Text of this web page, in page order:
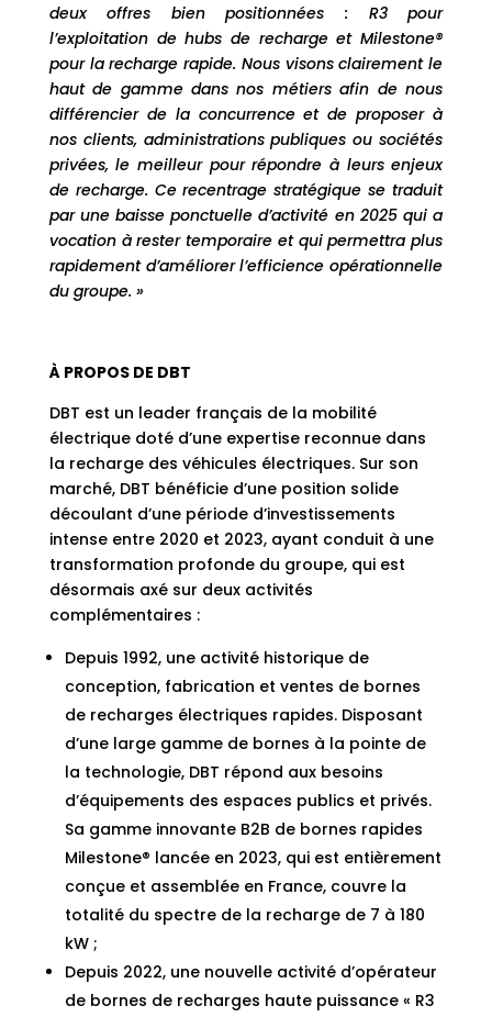
deux offres bien positionnées : R3 pour
l’exploitation de hubs de recharge et Milestone®
pour la recharge rapide. Nous visons clairement le
haut de gamme dans nos métiers afin de nous
différencier de la concurrence et de proposer à
nos clients, administrations publiques ou sociétés
privées, le meilleur pour répondre à leurs enjeux
de recharge. Ce recentrage stratégique se traduit
par une baisse ponctuelle d’activité en 2025 qui a
vocation à rester temporaire et qui permettra plus
rapidement d’améliorer l’efficience opérationnelle
du groupe. »
À PROPOS DE DBT
DBT est un leader français de la mobilité
électrique doté d’une expertise reconnue dans
la recharge des véhicules électriques. Sur son
marché, DBT bénéficie d’une position solide
découlant d’une période d’investissements
intense entre 2020 et 2023, ayant conduit à une
transformation profonde du groupe, qui est
désormais axé sur deux activités
complémentaires :
Depuis 1992, une activité historique de
conception, fabrication et ventes de bornes
de recharges électriques rapides. Disposant
d’une large gamme de bornes à la pointe de
la technologie, DBT répond aux besoins
d’équipements des espaces publics et privés.
Sa gamme innovante B2B de bornes rapides
Milestone® lancée en 2023, qui est entièrement
conçue et assemblée en France, couvre la
totalité du spectre de la recharge de 7 à 180
kW ;
Depuis 2022, une nouvelle activité d’opérateur
de bornes de recharges haute puissance « R3